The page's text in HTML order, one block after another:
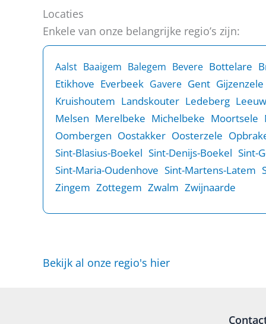
Locaties
Enkele van onze belangrijke regio’s zijn:
Aalst Baaigem Balegem Bevere Bottelare
Etikhove Everbeek Gavere Gent Gijzenzele
Kruishoutem Landskouter Ledeberg
Melsen Merelbeke Michelbeke Moortsele
Oombergen Oostakker Oosterzele
Sint-Blasius-Boekel Sint-Denijs-Boekel Sint-
Sint-Maria-Oudenhove Sint-Martens-Latem
Zingem Zottegem Zwalm Zwijnaarde
Bekijk al onze regio's hier